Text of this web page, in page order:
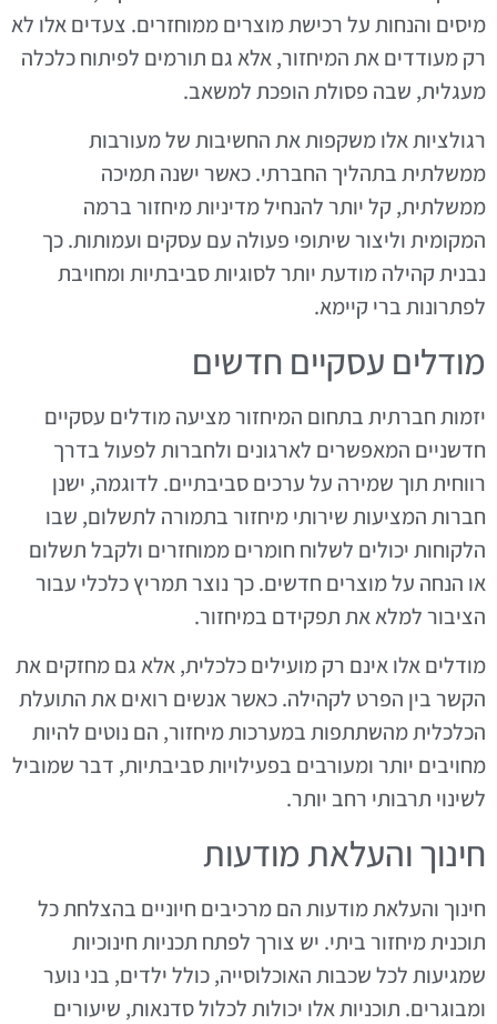
מיסים והנחות על רכישת מוצרים ממוחזרים. צעדים אלו לא
רק מעודדים את המיחזור, אלא גם תורמים לפיתוח כלכלה
מעגלית, שבה פסולת הופכת למשאב.
רגולציות אלו משקפות את החשיבות של מעורבות
ממשלתית בתהליך החברתי. כאשר ישנה תמיכה
ממשלתית, קל יותר להנחיל מדיניות מיחזור ברמה
המקומית וליצור שיתופי פעולה עם עסקים ועמותות. כך
נבנית קהילה מודעת יותר לסוגיות סביבתיות ומחויבת
לפתרונות ברי קיימא.
מודלים עסקיים חדשים
יזמות חברתית בתחום המיחזור מציעה מודלים עסקיים
חדשניים המאפשרים לארגונים ולחברות לפעול בדרך
רווחית תוך שמירה על ערכים סביבתיים. לדוגמה, ישנן
חברות המציעות שירותי מיחזור בתמורה לתשלום, שבו
הלקוחות יכולים לשלוח חומרים ממוחזרים ולקבל תשלום
או הנחה על מוצרים חדשים. כך נוצר תמריץ כלכלי עבור
הציבור למלא את תפקידם במיחזור.
מודלים אלו אינם רק מועילים כלכלית, אלא גם מחזקים את
הקשר בין הפרט לקהילה. כאשר אנשים רואים את התועלת
הכלכלית מהשתתפות במערכות מיחזור, הם נוטים להיות
מחויבים יותר ומעורבים בפעילויות סביבתיות, דבר שמוביל
לשינוי תרבותי רחב יותר.
חינוך והעלאת מודעות
חינוך והעלאת מודעות הם מרכיבים חיוניים בהצלחת כל
תוכנית מיחזור ביתי. יש צורך לפתח תכניות חינוכיות
שמגיעות לכל שכבות האוכלוסייה, כולל ילדים, בני נוער
ומבוגרים. תוכניות אלו יכולות לכלול סדנאות, שיעורים